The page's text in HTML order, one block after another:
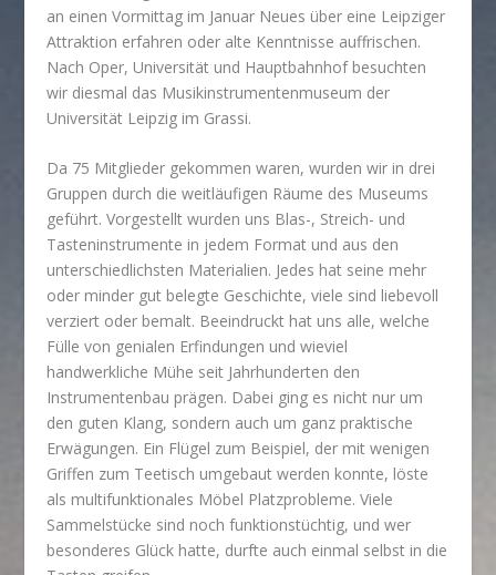
an einen Vormittag im Januar Neues über eine Leipziger
Attraktion erfahren oder alte Kenntnisse auffrischen.
Nach Oper, Universität und Hauptbahnhof besuchten
wir diesmal das Musikinstrumentenmuseum der
Universität Leipzig im Grassi.
Da 75 Mitglieder gekommen waren, wurden wir in drei
Gruppen durch die weitläufigen Räume des Museums
geführt. Vorgestellt wurden uns Blas-, Streich- und
Tasteninstrumente in jedem Format und aus den
unterschiedlichsten Materialien. Jedes hat seine mehr
oder minder gut belegte Geschichte, viele sind liebevoll
verziert oder bemalt. Beeindruckt hat uns alle, welche
Fülle von genialen Erfindungen und wieviel
handwerkliche Mühe seit Jahrhunderten den
Instrumentenbau prägen. Dabei ging es nicht nur um
den guten Klang, sondern auch um ganz praktische
Erwägungen. Ein Flügel zum Beispiel, der mit wenigen
Griffen zum Teetisch umgebaut werden konnte, löste
als multifunktionales Möbel Platzprobleme. Viele
Sammelstücke sind noch funktionstüchtig, und wer
besonderes Glück hatte, durfte auch einmal selbst in die